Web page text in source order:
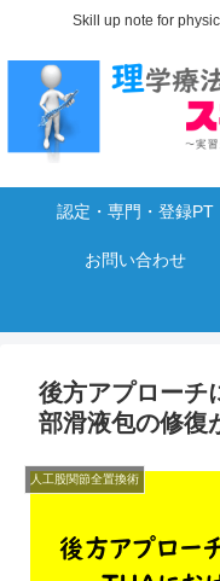
Skill up note for
認定・専門・登録PT
お問い合わせ
後方アプローチ
部滑液包の修復
人工股関節全置換術